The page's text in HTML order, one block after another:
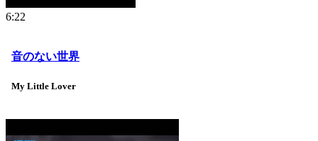
6:22
音のない世界
My Little Lover